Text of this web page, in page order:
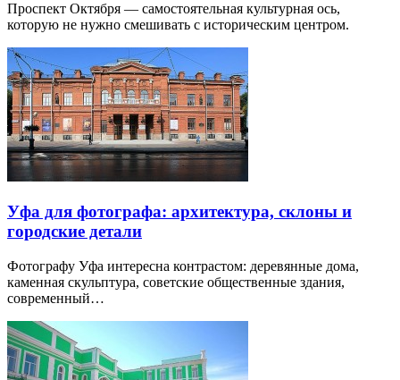
Проспект Октября — самостоятельная культурная ось,
которую не нужно смешивать с историческим центром.
Уфа для фотографа: архитектура, склоны и
городские детали
Фотографу Уфа интересна контрастом: деревянные дома,
каменная скульптура, советские общественные здания,
современный…